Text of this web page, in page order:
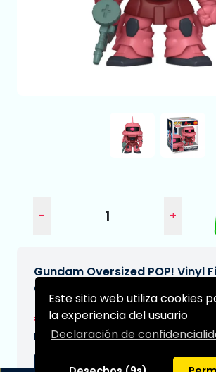
Este sitio web utiliza cookies
la experiencia del usuario
Declaración de
Gundam Oversized POP! Vinyl
CHARS ZAKU II 15 cm
€24,99
Fecha de entrega prevista:
03-09-2026
- +